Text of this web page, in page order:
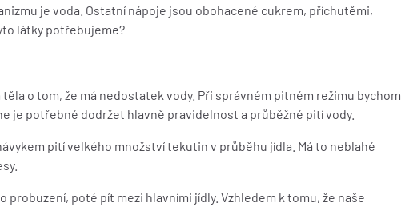
je voda. Ostatní nápoje jsou obohacené cukrem, příchutěmi,
látky potřebujeme?
o tom, že má nedostatek vody. Při správném pitném režimu bychom
je potřebné dodržet hlavně pravidelnost a průběžné pití vody.
pití velkého množství tekutin v průběhu jídla. Má to neblahé
probuzení, poté pít mezi hlavními jídly. Vzhledem k tomu, že naše